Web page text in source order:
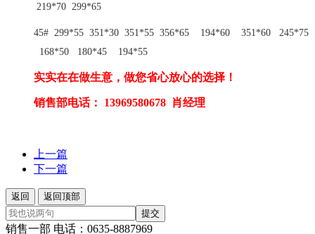
219*70 299*65
45# 299*55 351*30 351*55 356*65 194*60 351*60 245*75
168*50 180*45 194*55
实实在在做生意，做您省心放心的选择！
销售部电话： 13969580678 肖经理
上一篇
下一篇
返回
返回顶部
提交
销售一部 电话：0635-8887969